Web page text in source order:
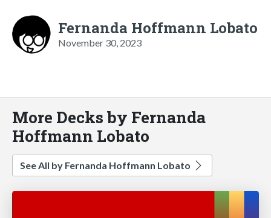
Fernanda Hoffmann Lobato
November 30, 2023
More Decks by Fernanda
Hoffmann Lobato
See All by Fernanda Hoffmann Lobato